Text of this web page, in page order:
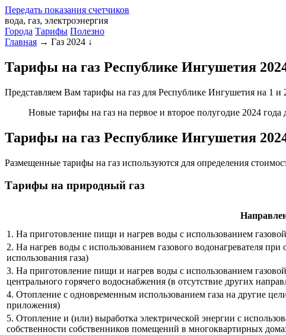
Передать показания счетчиков
вода, газ, электроэнергия
Города Тарифы Полезно
Главная → Газ 2024 ↓
Тарифы на газ Республике Ингушетия
Представляем Вам тарифы на газ для Республике Ингушетия на 1
Новые тарифы на газ на первое и второе полугодие 2024
Тарифы на газ Республике Ингушетия
Размещенные тарифы на газ используются для определения
Тарифы на природный газ
1. На приготовление пищи и нагрев воды с использованием
2. На нагрев воды с использованием газового водонагревателя
использования газа)
3. На приготовление пищи и нагрев воды с использованием
центрального горячего водоснабжения (в отсутствие других
4. Отопление с одновременным использованием газа на другие
приложения)
5. Отопление и (или) выработка электрической энергии с
собственности собственников помещений в многоквартирных